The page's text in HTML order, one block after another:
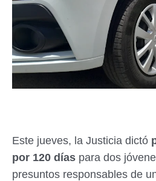
Este jueves, la Justicia dictó
por 120 días para dos
presuntos responsables de